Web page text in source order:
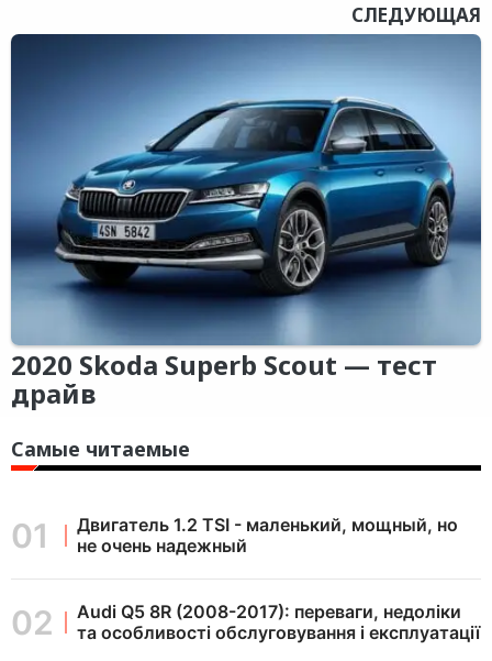
СЛЕДУЮЩАЯ
2020 Skoda Superb Scout — тест
драйв
Самые читаемые
Двигатель 1.2 TSI - маленький, мощный, но
не очень надежный
Audi Q5 8R (2008-2017): переваги, недоліки
та особливості обслуговування і експлуатації